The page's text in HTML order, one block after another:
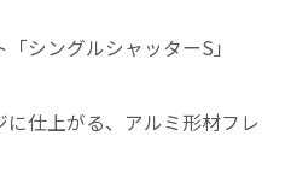
シングルシャッターS」
仕上がる、アルミ形材フレ